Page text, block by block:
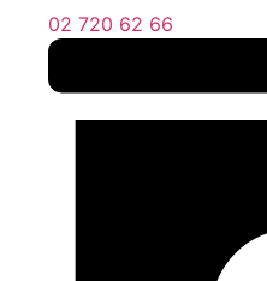
02 720 62 66